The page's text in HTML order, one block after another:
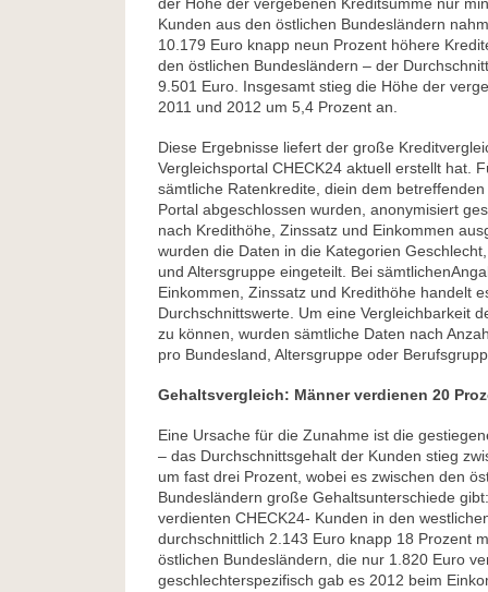
der Höhe der vergebenen Kreditsumme nur
Kunden aus den östlichen Bundesländern
10.179 Euro knapp neun Prozent höhere
den östlichen Bundesländern – der
9.501 Euro. Insgesamt stieg die Höhe der
2011 und 2012 um 5,4 Prozent an.
Diese Ergebnisse liefert der große
Vergleichsportal CHECK24 aktuell erstellt hat.
sämtliche Ratenkredite, diein dem
Portal abgeschlossen wurden, anonymisiert
nach Kredithöhe, Zinssatz und Einkommen
wurden die Daten in die Kategorien
und Altersgruppe eingeteilt. Bei
Einkommen, Zinssatz und Kredithöhe handelt
Durchschnittswerte. Um eine Vergleichbarkeit
zu können, wurden sämtliche Daten nach
pro Bundesland, Altersgruppe oder
Gehaltsvergleich: Männer verdienen 20
Eine Ursache für die Zunahme ist die
– das Durchschnittsgehalt der Kunden stieg
um fast drei Prozent, wobei es zwischen den
Bundesländern große Gehaltsunterschiede
verdienten CHECK24- Kunden in den
durchschnittlich 2.143 Euro knapp 18 Prozent
östlichen Bundesländern, die nur 1.820 Euro
geschlechterspezifisch gab es 2012 beim